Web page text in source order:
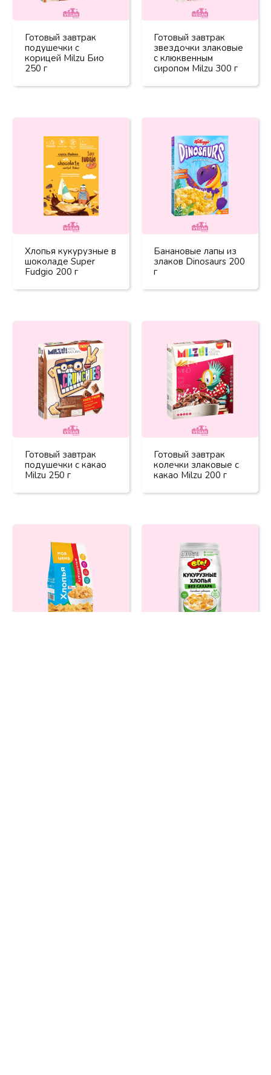
Готовый завтрак
подушечки с
корицей Milzu Био
250 г
Готовый завтрак
звездочки злаковые
с клюквенным
сиропом Milzu 300 г
Хлопья кукурузные в
шоколаде Super
Fudgio 200 г
Банановые лапы из
злаков Dinosaurs 200
г
Готовый завтрак
подушечки с какао
Milzu 250 г
Готовый завтрак
колечки злаковые с
какао Milzu 200 г